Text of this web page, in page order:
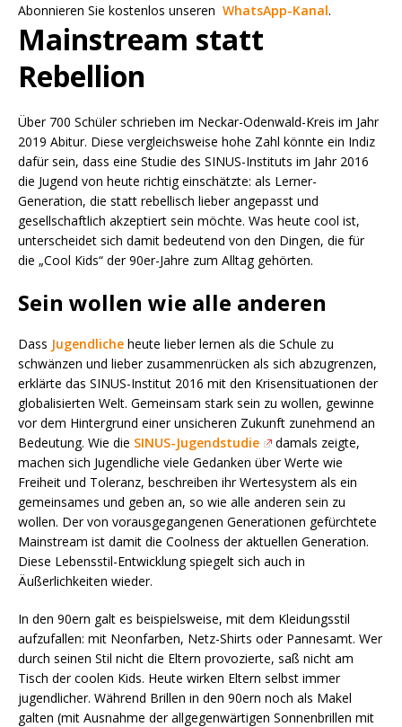
Abonnieren Sie kostenlos unseren WhatsApp-Kanal.
Mainstream statt
Rebellion
Über 700 Schüler schrieben im Neckar-Odenwald-Kreis im Jahr
2019 Abitur. Diese vergleichsweise hohe Zahl könnte ein Indiz
dafür sein, dass eine Studie des SINUS-Instituts im Jahr 2016
die Jugend von heute richtig einschätzte: als Lerner-
Generation, die statt rebellisch lieber angepasst und
gesellschaftlich akzeptiert sein möchte. Was heute cool ist,
unterscheidet sich damit bedeutend von den Dingen, die für
die „Cool Kids“ der 90er-Jahre zum Alltag gehörten.
Sein wollen wie alle anderen
Dass Jugendliche heute lieber lernen als die Schule zu
schwänzen und lieber zusammenrücken als sich abzugrenzen,
erklärte das SINUS-Institut 2016 mit den Krisensituationen der
globalisierten Welt. Gemeinsam stark sein zu wollen, gewinne
vor dem Hintergrund einer unsicheren Zukunft zunehmend an
Bedeutung. Wie die SINUS-Jugendstudie
damals zeigte,
machen sich Jugendliche viele Gedanken über Werte wie
Freiheit und Toleranz, beschreiben ihr Wertesystem als ein
gemeinsames und geben an, so wie alle anderen sein zu
wollen. Der von vorausgegangenen Generationen gefürchtete
Mainstream ist damit die Coolness der aktuellen Generation.
Diese Lebensstil-Entwicklung spiegelt sich auch in
Äußerlichkeiten wieder.
In den 90ern galt es beispielsweise, mit dem Kleidungsstil
aufzufallen: mit Neonfarben, Netz-Shirts oder Pannesamt. Wer
durch seinen Stil nicht die Eltern provozierte, saß nicht am
Tisch der coolen Kids. Heute wirken Eltern selbst immer
jugendlicher. Während Brillen in den 90ern noch als Makel
galten (mit Ausnahme der allgegenwärtigen Sonnenbrillen mit